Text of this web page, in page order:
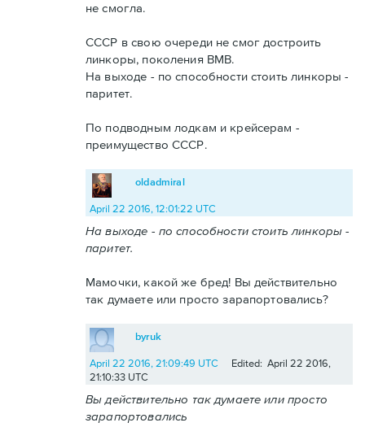
не смогла.
СССР в свою очереди не смог достроить
линкоры, поколения ВМВ.
На выходе - по способности стоить линкоры -
паритет.
По подводным лодкам и крейсерам -
преимущество СССР.
oldadmiral
April 22 2016, 12:01:22 UTC
На выходе - по способности стоить линкоры -
паритет.
Мамочки, какой же бред! Вы действительно
так думаете или просто зарапортовались?
byruk
April 22 2016, 21:09:49 UTC
Edited: April 22 2016,
21:10:33 UTC
Вы действительно так думаете или просто
зарапортовались